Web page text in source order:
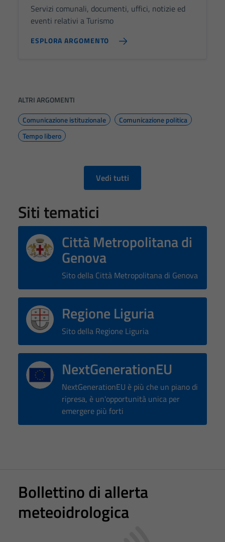
Servizi comunali, documenti, uffici, notizie ed
eventi relativi a Turismo
ESPLORA ARGOMENTO
ALTRI ARGOMENTI
Comunicazione istituzionale
Comunicazione politica
Tempo libero
Vedi tutti
Siti tematici
Città Metropolitana di
Genova
Sito della Città Metropolitana di Genova
Regione Liguria
Sito della Regione Liguria
NextGenerationEU
NextGenerationEU è più che un piano di
ripresa, è un'opportunità unica per
emergere più forti
Bollettino di allerta
meteoidrologica
Tecnici
Questi cookie
sono necessari
funzionamento
del sito e non
possono
essere
disabilitati.
non raccolgono
informazioni